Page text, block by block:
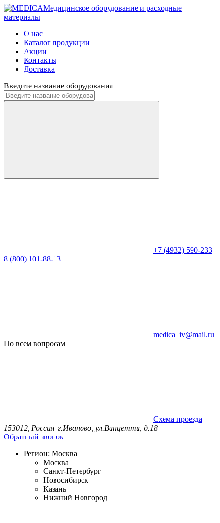
Медицинское оборудование и расходные
материалы
О нас
Каталог продукции
Акции
Контакты
Доставка
Введите название оборудования
+7 (4932) 590-233
8 (800) 101-88-13
medica_iv@mail.ru
По всем вопросам
Схема проезда
153012, Россия, г.Иваново, ул.Ванцетти, д.18
Обратный звонок
Регион: Москва
Москва
Санкт-Петербург
Новосибирск
Казань
Нижний Новгород